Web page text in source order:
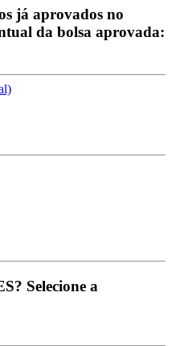
já aprovados no
da bolsa aprovada:
Selecione a